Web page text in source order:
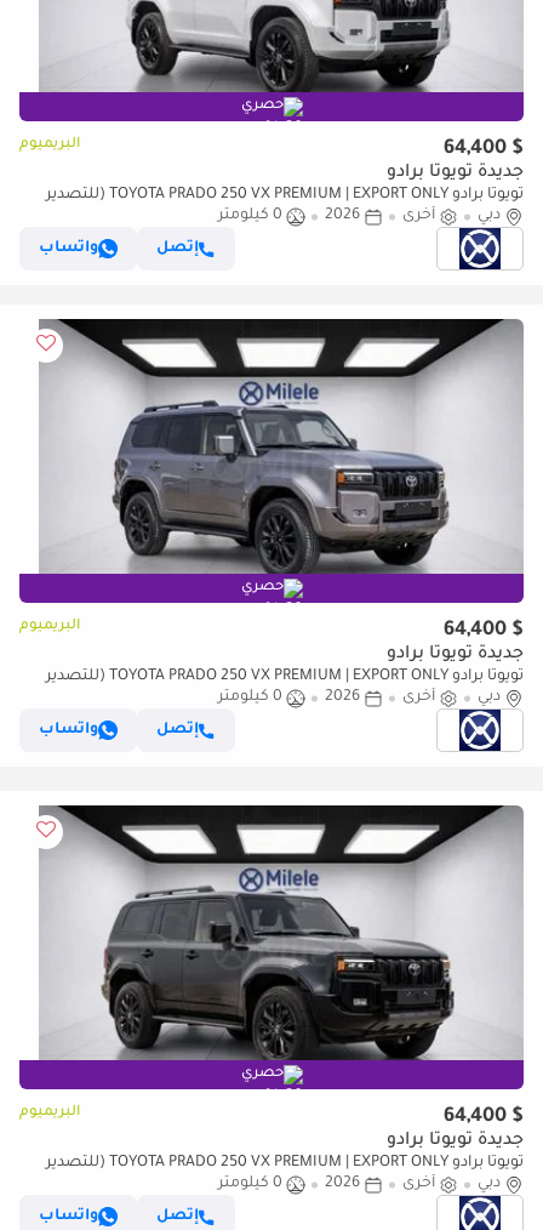
حصري
$ 64,400 البريميوم
جديدة تويوتا برادو
تويوتا برادو TOYOTA PRADO 250 VX PREMIUM | EXPORT ONLY (للتصدير
فقط)
دبي أخرى 2026
0 كيلومتر
إتصل
واتساب
حصري
$ 64,400 البريميوم
جديدة تويوتا برادو
تويوتا برادو TOYOTA PRADO 250 VX PREMIUM | EXPORT ONLY (للتصدير
فقط)
دبي أخرى 2026
0 كيلومتر
إتصل
واتساب
حصري
$ 64,400 البريميوم
جديدة تويوتا برادو
تويوتا برادو TOYOTA PRADO 250 VX PREMIUM | EXPORT ONLY (للتصدير
فقط)
دبي أخرى 2026
0 كيلومتر
إتصل
واتساب